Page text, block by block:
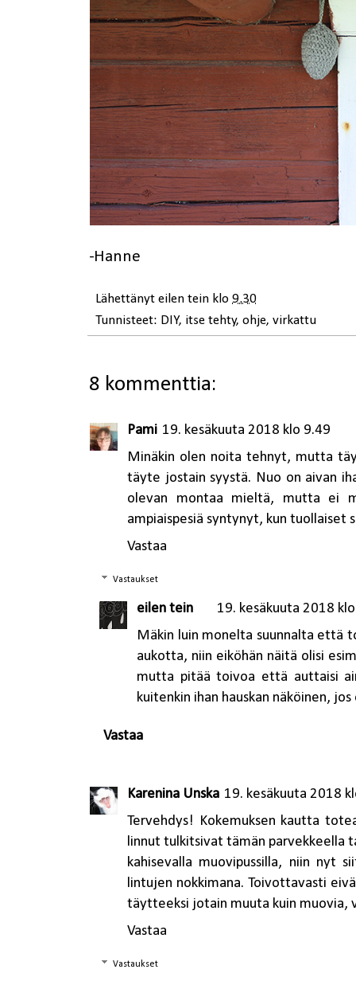
-Hanne
Lähettänyt eilen tein klo 9.30
Tunnisteet: DIY, itse tehty, ohje, virkattu
8 kommenttia:
Pami 19. kesäkuuta 2018 klo 9.49
Minäkin olen noita tehnyt, mutta
täyte jostain syystä. Nuo on aivan
olevan montaa mieltä, mutta ei
ampiaispesiä syntynyt, kun tuollaiset
Vastaa
Vastaukset
eilen tein
19. kesäkuuta 2018
Mäkin luin monelta suunnalta että
aukotta, niin eiköhän näitä olisi
mutta pitää toivoa että auttaisi
kuitenkin ihan hauskan näköinen,
Vastaa
Karenina Unska 19. kesäkuuta 2018
Tervehdys! Kokemuksen kautta
linnut tulkitsivat tämän parvekkeella
kahisevalla muovipussilla, niin nyt
lintujen nokkimana. Toivottavasti
täytteeksi jotain muuta kuin muovia,
Vastaa
Vastaukset